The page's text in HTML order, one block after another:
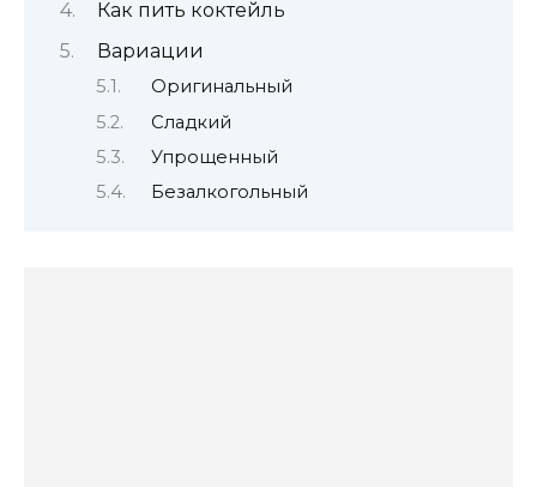
Как пить коктейль
Вариации
Оригинальный
Сладкий
Упрощенный
Безалкогольный